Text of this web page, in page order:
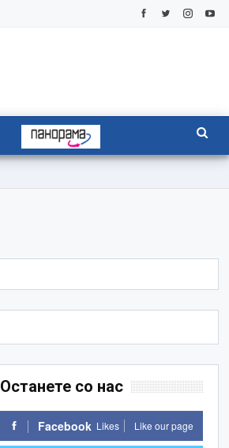
Останете со нас
Facebook Likes Like our page